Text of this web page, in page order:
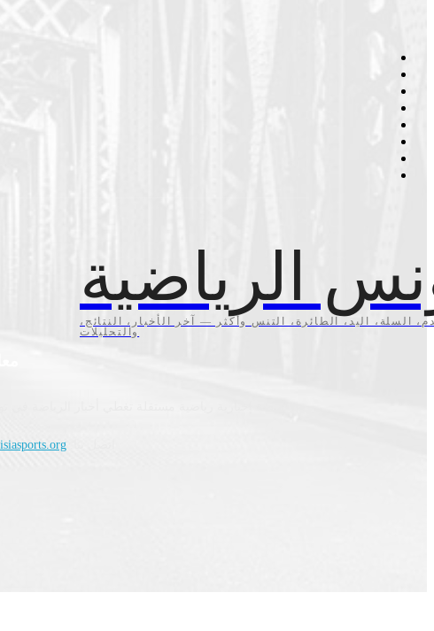
الرياضية
السلة، اليد، الطائرة، التنس وأكثر — آخر الأخبار، النتائج،
والتحليلات
اتصل بنا: